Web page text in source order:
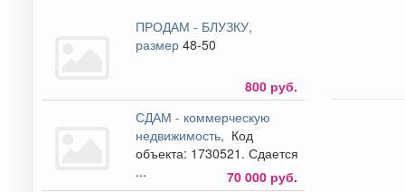
ПРОДАМ - БЛУЗКУ,
размер48-50
800 руб.
СДАМ - коммерческую
недвижимость, Код
объекта: 1730521. Сдается
...
70 000 руб.